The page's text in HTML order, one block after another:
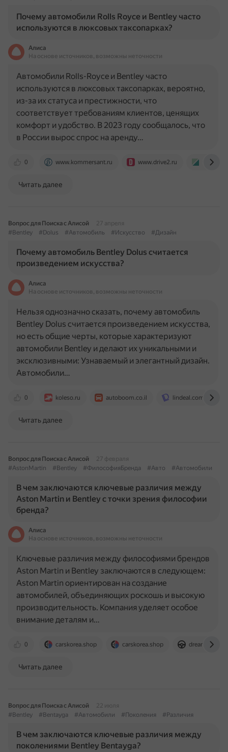
Почему автомобили Rolls Royce и Bentley часто
используются в люксовых таксопарках?
Алиса
На основе источников, возможны неточности
0 www.kommersant.ru www.drive2.ru
Автомобили Rolls-Royce и Bentley часто
используются в люксовых таксопарках, вероятно,
из-за их статуса и престижности, что
соответствует требованиям клиентов, ценящих
комфорт и удобство. В 2023 году сообщалось, что
в России вырос спрос на аренду…
Читать далее
Вопрос для Поиска с Алисой
27 апреля
#Bentley
#Dolus #Автомобиль #Искусство #Дизайн
Почему автомобиль Bentley Dolus считается
произведением искусства?
Алиса
На основе источников, возможны неточности
0 koleso.ru autoboom.co.il lindeal.com
Нельзя однозначно сказать, почему автомобиль
Bentley Dolus считается произведением искусства,
но есть общие черты, которые характеризуют
автомобили Bentley и делают их уникальными и
эксклюзивными: Узнаваемый и элегантный дизайн.
Автомобили…
Читать далее
Вопрос для Поиска с Алисой
27 февраля
#AstonMartin
#Bentley #ФилософияБренда #Авто #Автомобили
В чем заключаются ключевые различия между
Aston Martin и Bentley с точки зрения философии
бренда?
Алиса
На основе источников, возможны неточности
0 carskorea.shop carskorea.shop
Ключевые различия между философиями брендов
Aston Martin и Bentley заключаются в следующем:
Aston Martin ориентирован на создание
автомобилей, объединяющих роскошь и высокую
производительность. Компания уделяет особое
внимание деталям и…
Читать далее
Вопрос для Поиска с Алисой
22 июля
#Bentley
#Bentayga #Автомобили #Поколения #Различия
В чем заключаются ключевые различия между
поколениями Bentley Bentayga?